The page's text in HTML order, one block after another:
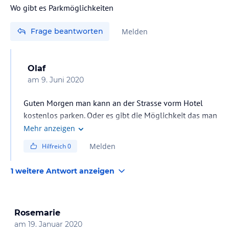
Wo gibt es Parkmöglichkeiten
Frage beantworten Melden
Olaf
am 9. Juni 2020
Guten Morgen man kann an der Strasse vorm Hotel
kostenlos parken. Oder es gibt die Möglichkeit das man
das Auto in die Garage vom Hotel stellen kann, den
Ort.
Mehr anzeigen
Hilfreich0 Melden
1 weitere Antwort anzeigen
Rosemarie
am 19. Januar 2020